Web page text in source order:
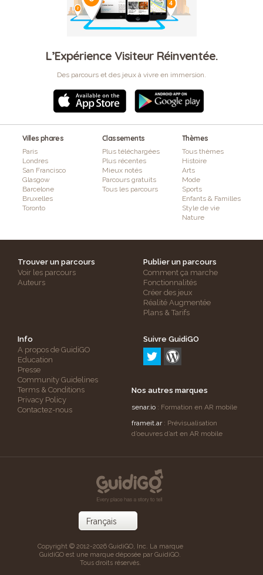
L’Expérience Visiteur Réinventée.
Des parcours et des jeux à vivre en immersion.
Villes phares
Paris
Londres
San Francisco
Glasgow
Barcelone
Bruxelles
Toronto
Classements
Plus téléchargées
Plus récentes
Mieux notés
Parcours gratuits
Tous les parcours
Thèmes
Tous thèmes
Histoire
Arts
Mode
Sports
Enfants & Familles
Style de vie
Nature
Trouver un parcours
Voir les parcours
Auteurs
Publier un parcours
Comment ça marche
Fonctionnalités
Créer des jeux
Réalité Augmentée
Plans & Tarifs
Info
A propos de GuidiGO
Education
Presse
Community Guidelines
Terms & Conditions
Privacy Policy
Contactez-nous
Suivre GuidiGO
Nos autres marques
senar.io : Formation en AR mobile
frameit.ar: Prévisualisation
d’oeuvres d’art en AR mobile
Copyright © 2012-2026 GuidiGO, Inc. La marque
GuidiGO est une marque déposée par GuidiGO.
Tous droits réservés.